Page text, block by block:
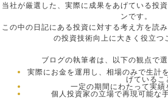
当社が厳選した、実際に成果をあげている投
ンです。
この中の日記にある投資に対する考え方を読
の投資技術向上に大きく役立つ
ブログの執筆者は、以下の観点で選
実際にお金を運用し、相場のみで生計
げているこ
一定の期間にわたって実績
個人投資家の立場で再現可能な